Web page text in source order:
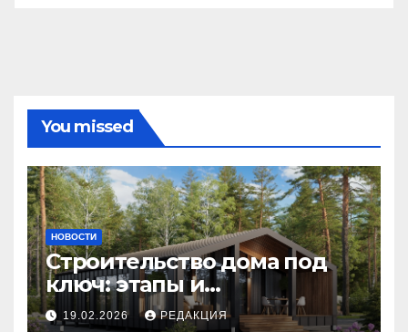
You missed
НОВОСТИ
Строительство дома под
ключ: этапы и
планирование бюджета
19.02.2026 РЕДАКЦИЯ